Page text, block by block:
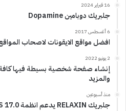
16 فبراير 2024
جلبريك دوبامين Dopamine
6 أغسطس 2017
افضل مواقع الايقونات لاصحاب
2 يونيو 2022
إنشاء صفحة شخصية بسيطة فيها
والمزيد
منذ أسبوعين
جلبريك RELAXIN يدعم انظمة iOS 17.0 حتى iOS 17.3.1